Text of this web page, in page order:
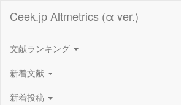
Ceek.jp Altmetrics (α ver.)
文献ランキング
新着文献
新着投稿